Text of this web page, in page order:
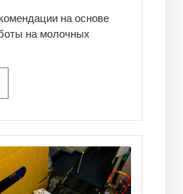
на основе
на молочных